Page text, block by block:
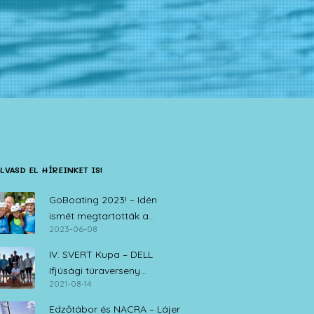
EL HÍREINKET IS!
GoBoating 2023! – Idén
ismét megtartották a
vitorlás iskolák nyílt napját
2023-06-08
IV. SVERT Kupa – DELL
Ifjúsági túraverseny
Zamárdi, 2021. augusztus 14.
2021-08-14
Edzőtábor és NACRA – Lájer